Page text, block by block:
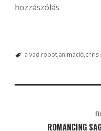
hozzászólás
a vad robot animáció chris
ROMANCING